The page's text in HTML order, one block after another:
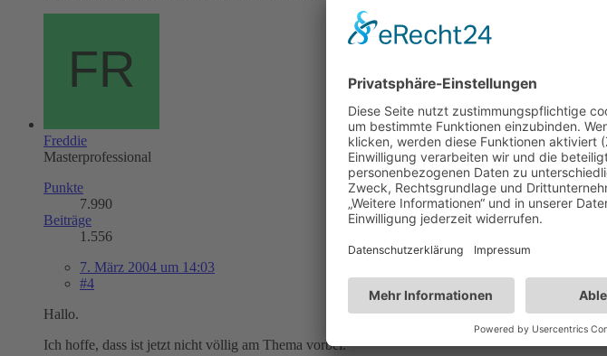
Freddie
Masterprofessional
Punkte
7.990
Beiträge
1.556
7. März 2004 um 14:03
#4
Hallo.
Ich hoffe, dass ist jetzt nicht völlig am Thema vorbei.